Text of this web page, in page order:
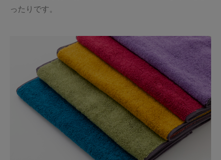
ったりです。